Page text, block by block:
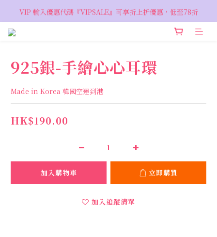
VIP 輸入優惠代碼『VIPSALE』可享折上折優惠，低至78折
VIP 輸入優惠代碼『VIPSALE』可享折上折優惠，低至78折
歡迎預約親臨荔枝角 Showroom，週五六開放
925銀-手繪心心耳環
Made in Korea 韓國空運到港
HK$190.00
加入購物車 立即購買
加入追蹤清單